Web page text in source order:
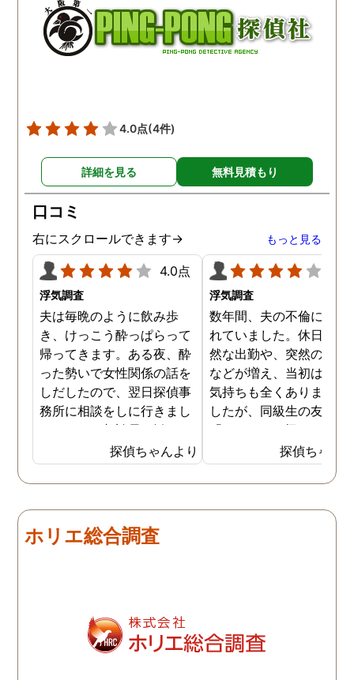
まいました。結果結婚を了
承し私たちは結婚しまし
た。これに懲りたようで、
子供を信じて欲しかったで
肴になっています。
た不倫調査の証拠はとて
役に立ちますね。
4.0点(4件)
詳細を見る 無料見積もり
口コミ
右にスクロールできます→ もっと見る
4.0点
浮気調査
夫は毎晩のように飲み歩
き、けっこう酔っぱらって
帰ってきます。ある夜、酔
った勢いで女性関係の話を
しだしたので、翌日探偵事
務所に相談をしに行きまし
た。そこで相談員に勧めら
れ、一度夫の浮気調査をし
てもらうことになりまし
た。夫はほぼ毎日飲み歩い
査は簡単だったようです。
4日ほど調査報告書もまと
人が頻繁に会っているお店
などが分かりました。
探偵ちゃんより
浮気調査
数年間、夫の不倫に悩ま
れていました。休日の不
然な出勤や、突然の飲み
などが増え、当初は怪し
気持ちも全くありません
したが、同級生の友人か
「もしかして怪しいんじ
ないの」と忠告を受けて
らもう一度考え直してみ
した。 以前に比べて、
り、家の中でもケータイ
たりすると、フェイスブ
クのメッセージでのやり
探偵ちゃん
ホリエ総合調査